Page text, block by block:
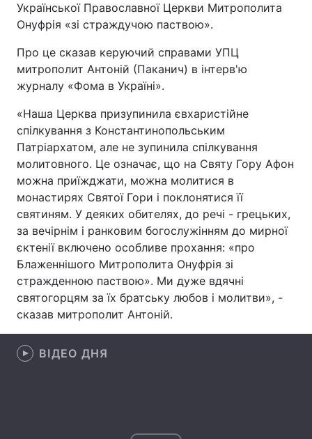
Україна Політика
Економіка Світ
Спорт
Техно і зв'язок Лайт
Зброя Інциденти
Туризм
Цікавинки Погода
Екологія Регіони
Лонгріди
Відео з Youtube Статті
Української Православної Церкви Митрополита
Онуфрія «зі страждучою паствою».
Про це сказав керуючий справами УПЦ
митрополит Антоній (Паканич) в інтерв'ю
журналу «Фома в Україні».
«Наша Церква призупинила євхаристійне
спілкування з Константинопольським
Патріархатом, але не зупинила спілкування
молитовного. Це означає, що на Святу Гору Афон
можна приїжджати, можна молитися в
монастирях Святої Гори і поклонятися її
святиням. У деяких обителях, до речі - грецьких,
за вечірнім і ранковим богослужінням до мирної
єктенії включено особливе прохання: «про
Блаженнішого Митрополита Онуфрія зі
стражденною паствою». Ми дуже вдячні
святогорцям за їх братську любов і молитви», -
сказав митрополит Антоній.
ВІДЕО ДНЯ